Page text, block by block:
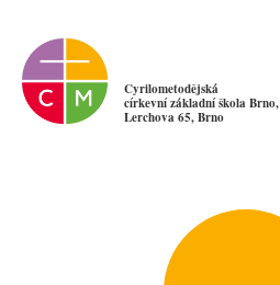
Cyrilometodějská
církevní základní škola Brno,
Lerchova 65, Brno